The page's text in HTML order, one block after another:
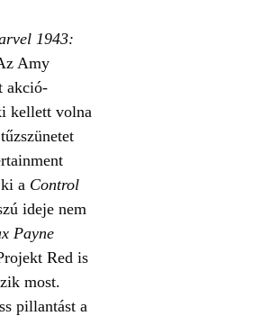
1943:
Amy
akció-
kellett volna
a Control
ideje nem
Payne
Red is
most.
pillantást a